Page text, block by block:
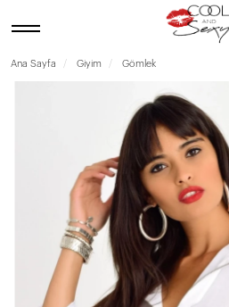
Ana Sayfa Giyim Gömlek